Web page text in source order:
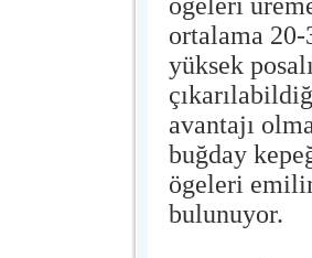
ortalama
yüksek
avantajı
buğday
ögeleri
bulunuyor.